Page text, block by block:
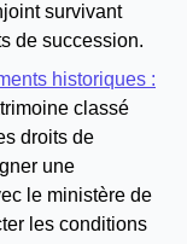
survivant
de succession.
historiques :
classé
droits de
une
le ministère de
les conditions